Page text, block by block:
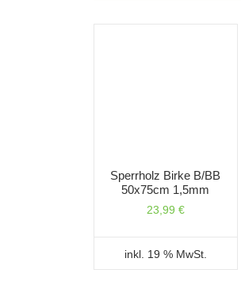
Sperrholz Birke B/BB
50x75cm 1,5mm
23,99 €
inkl. 19 % MwSt.